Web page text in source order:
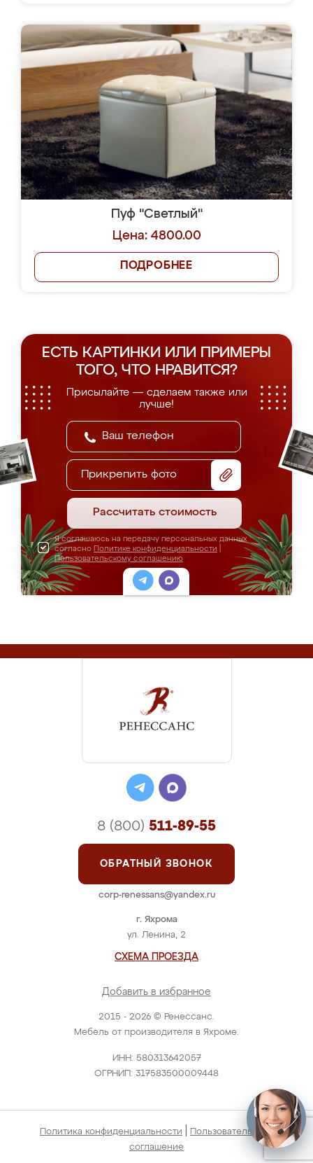
Пуф "Светлый"
Цена: 4800.00
ПОДРОБНЕЕ
ЕСТЬ КАРТИНКИ ИЛИ ПРИМЕРЫ
ТОГО, ЧТО НРАВИТСЯ?
Присылайте — сделаем также или
лучше!
Прикрепить фото
Рассчитать стоимость
Я соглашаюсь на передачу персональных данных
согласно Политике конфиденциальности
Пользовательскому соглашению
2015 - 2026 © Ренессанс.
Мебель от производителя в Яхроме.
ИНН: 580313642057
ОГРНИП: 317583500009448
г. Яхрома
ул. Ленина, 2
СХЕМА ПРОЕЗДА
Добавить в избранное
8 (800) 511-89-55
ОБРАТНЫЙ ЗВОНОК
corp-renessans@yandex.ru
Политика конфиденциальности
Пользовательское
соглашение